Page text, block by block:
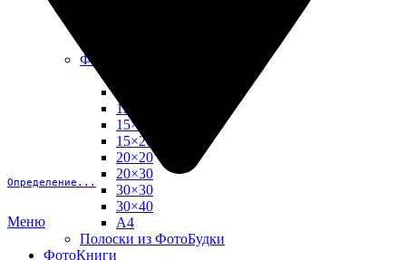
Определение...
Меню
Фото в рамке
13×18
15×15
15×20
20×20
20×30
30×30
30×40
A4
Полоски из ФотоБудки
ФотоКниги